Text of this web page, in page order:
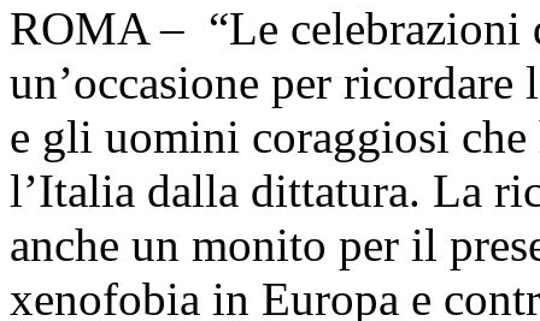
ROMA – “Le celebrazioni
un’occasione per ricordare
e gli uomini coraggiosi
l’Italia dalla dittatura. La
anche un monito per il
xenofobia in Europa e